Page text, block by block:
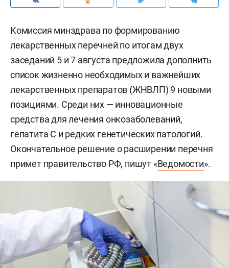
Комиссия минздрава по формированию
лекарственных перечней по итогам двух
заседаний 5 и 7 августа предложила дополнить
список жизненно необходимых и важнейших
лекарственных препаратов (ЖНВЛП) 9 новыми
позициями. Среди них — инновационные
средства для лечения онкозаболеваний,
гепатита С и редких генетических патологий.
Окончательное решение о расширении перечня
примет правительство РФ, пишут «Ведомости».